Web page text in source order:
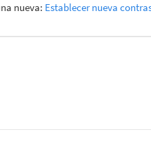
nueva: Establecer nueva